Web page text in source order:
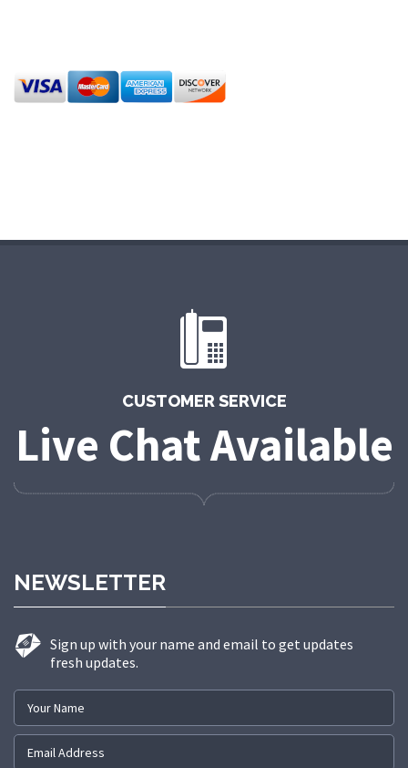
CUSTOMER SERVICE
Live Chat Available
NEWSLETTER
Sign up with your name and email to get updates
fresh updates.